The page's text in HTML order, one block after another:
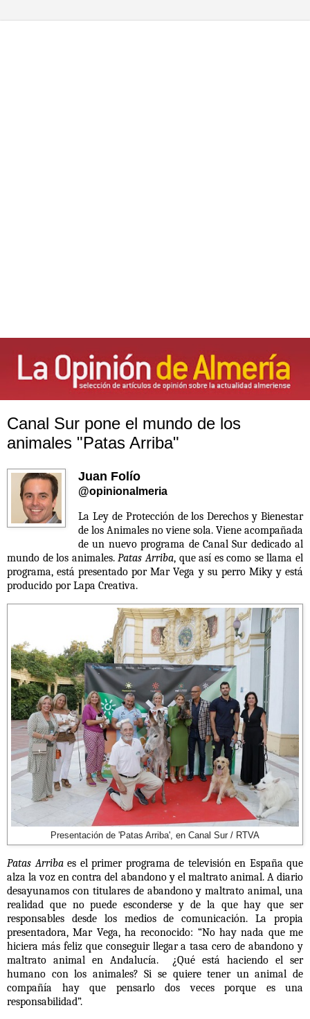
Canal Sur pone el mundo de los
animales "Patas Arriba"
Juan Folío
@opinionalmeria
La Ley de Protección de los Derechos y Bienestar
de los Animales no viene sola. Viene acompañada
de un nuevo programa de Canal Sur dedicado al
mundo de los animales.Patas Arriba, que así es como se llama el
programa, está presentado por Mar Vega y su perro Miky y está
producido por Lapa Creativa.
Presentación de 'Patas Arriba', en Canal Sur / RTVA
Patas Arribaes el primer programa de televisión en España que
alza la voz en contra del abandono y el maltrato animal. A diario
desayunamos con titulares de abandono y maltrato animal, una
realidad que no puede esconderse y de la que hay que ser
responsables desde los medios de comunicación. La propia
presentadora, Mar Vega, ha reconocido: “No hay nada que me
hiciera más feliz que conseguir llegar a tasa cero de abandono y
maltrato animal en Andalucía. ¿Qué está haciendo el ser
humano con los animales? Si se quiere tener un animal de
compañía hay que pensarlo dos veces porque es una
responsabilidad”.